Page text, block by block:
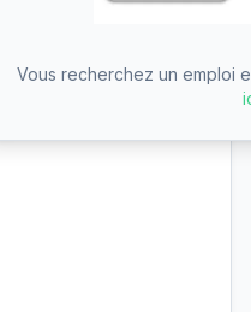
Vous recherchez un emploi